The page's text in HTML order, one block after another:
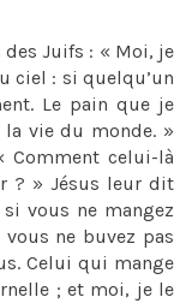
Juifs : « Moi, je
ciel : si quelqu’un
Le pain que je
la vie du monde. »
Comment celui-là
? » Jésus leur dit
vous ne mangez
ne buvez pas
Celui qui mange
; et moi, je le